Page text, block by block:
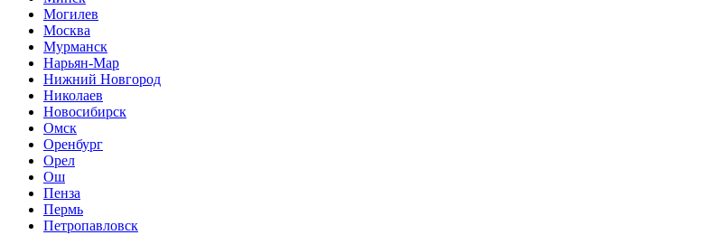
Могилев
Москва
Мурманск
Нарьян-Мар
Нижний Новгород
Николаев
Новосибирск
Омск
Оренбург
Орел
Ош
Пенза
Пермь
Петропавловск